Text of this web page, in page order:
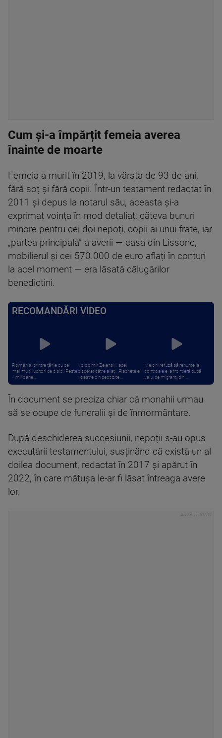
Cum și-a împărțit femeia averea
înainte de moarte
Femeia a murit în 2019, la vârsta de 93 de ani,
fără soț și fără copii. Într-un testament redactat în
2011 și depus la notarul său, aceasta și-a
exprimat voința în mod detaliat: câteva bunuri
minore pentru cei doi nepoți, copii ai unui frate, iar
„partea principală” a averii — casa din Lissone,
mobilierul și cei 570.000 de euro aflați în conturi
la acel moment — era lăsată călugărilor
benedictini.
RECOMANDĂRI VIDEO
România, printre țările cu cei
mai mulți iubitori de pisici. Peste
4 milioane ...
Volodimir Zelenski, apel
disperat către aliați: „Rachetele
voastre din depozite ...
Meloni refuză să renunțe la
controalele la frontieră după
valul de migranți din ...
În document se preciza chiar că monahii urmau
să se ocupe de funeralii și de înmormântare.
După deschiderea succesiunii, nepoții s-au opus
executării testamentului, susținând că există un al
doilea document, redactat în 2017 și apărut în
2022, în care mătușa le-ar fi lăsat întreaga avere
lor.